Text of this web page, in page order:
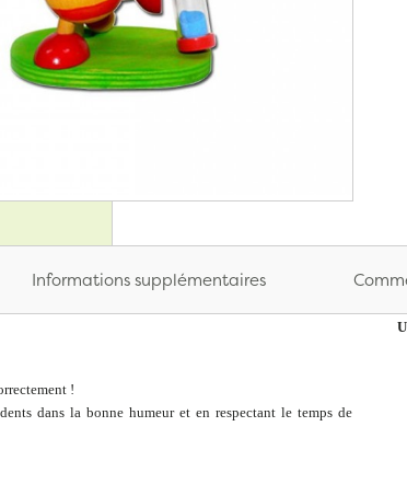
Informations supplémentaires
!
dans la bonne humeur et en respectant le temps de